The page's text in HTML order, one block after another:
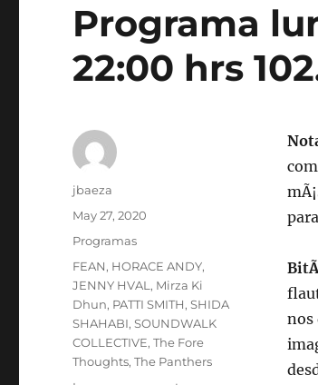
Programa
22:00 hrs
nos
Author
jbaeza
Posted
May 27, 2020
Categories
Programas
Tags
FEAN, HORACE ANDY,
JENNY HVAL , Mirza Ki
Dhun, PATTI SMITH,SHIDA
SHAHABI,SOUNDWALK
COLLECTIVE,The Fore
Thoughts,The Panthers